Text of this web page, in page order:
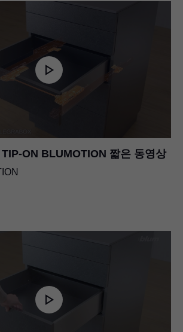
TIP-ON BLUMOTION 짧은 동영상